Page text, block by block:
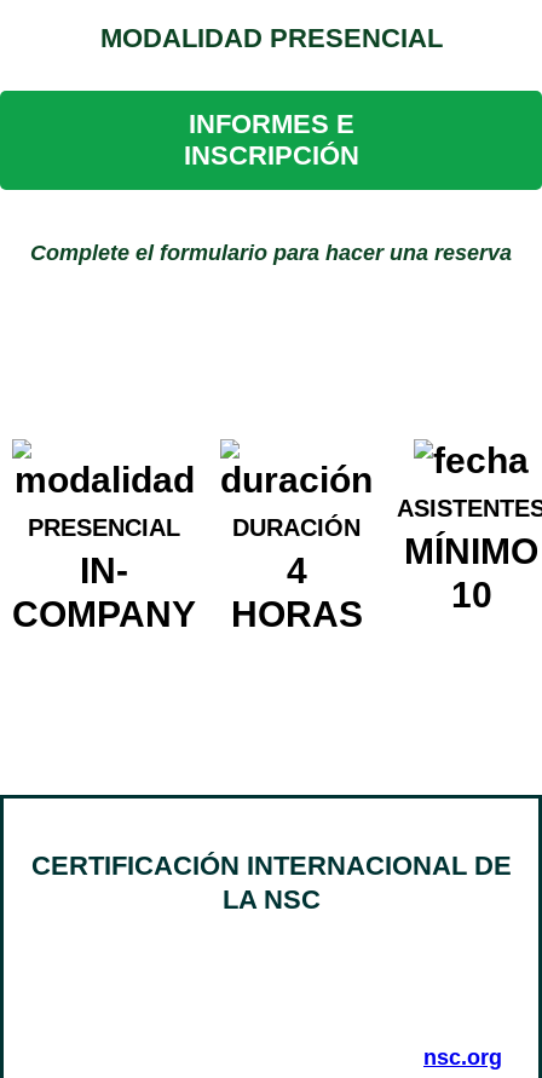
MODALIDAD PRESENCIAL
INFORMES E
INSCRIPCIÓN
Complete el formulario para hacer una reserva
PRESENCIAL
IN-
COMPANY
DURACIÓN
4
HORAS
MÍNIMO
10
CERTIFICACIÓN INTERNACIONAL DE
LA NSC
nsc.org